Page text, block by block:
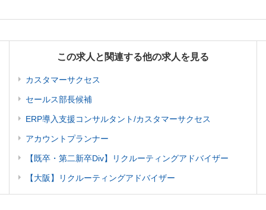
この求人と関連する他の求人を見る
カスタマーサクセス
セールス部長候補
ERP導入支援コンサルタント/カスタマーサクセス
アカウントプランナー
【既卒・第二新卒Div】リクルーティングアドバイザー
【大阪】リクルーティングアドバイザー